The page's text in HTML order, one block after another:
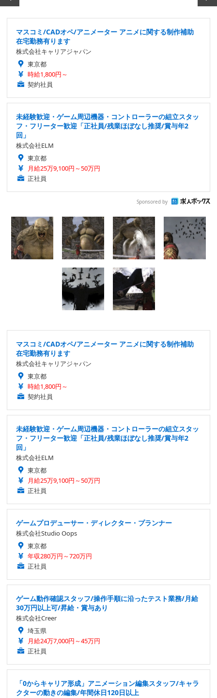
マスコミ/CADオペ/アニメーター アニメに関する制作補助
在宅勤務有ります
株式会社キャリアジャパン
東京都
時給1,800円～
契約社員
未経験歓迎・ゲーム周辺機器・コントローラーの組立スタッ
フ・フリーター歓迎「正社員/残業ほぼなし推奨/賞与年2
回」
株式会社ELM
東京都
月給25万9,100円～50万円
正社員
Sponsored by
マスコミ/CADオペ/アニメーター アニメに関する制作補助
在宅勤務有ります
株式会社キャリアジャパン
東京都
時給1,800円～
契約社員
未経験歓迎・ゲーム周辺機器・コントローラーの組立スタッ
フ・フリーター歓迎「正社員/残業ほぼなし推奨/賞与年2
回」
株式会社ELM
東京都
月給25万9,100円～50万円
正社員
ゲームプロデューサー・ディレクター・プランナー
株式会社Studio Oops
東京都
年収280万円～720万円
正社員
ゲーム動作確認スタッフ/操作手順に沿ったテスト業務/月給
30万円以上可/昇給・賞与あり
株式会社Creer
埼玉県
月給24万7,000円～45万円
正社員
「0からキャリア形成」アニメーション編集スタッフ/キャラ
クターの動きの編集/年間休日120日以上